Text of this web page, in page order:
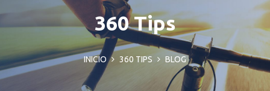
360 Tips
INICIO 360 TIPS BLOG